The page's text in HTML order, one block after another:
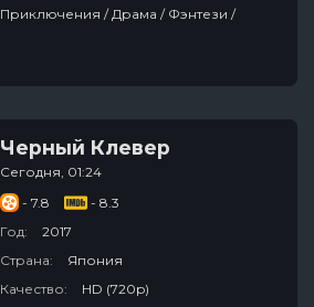
Приключения / Драма / Фэнтези /
Черный Клевер
Сегодня, 01:24
- 7.8
- 8.3
Год:
2017
Страна:
Япония
Качество:
HD (720p)